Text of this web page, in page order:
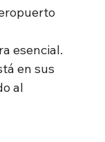
esencial.
en sus
al